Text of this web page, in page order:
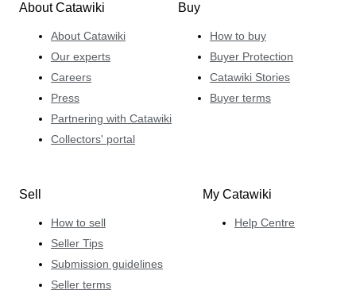
About Catawiki
About Catawiki
Our experts
Careers
Press
Partnering with Catawiki
Collectors' portal
Buy
How to buy
Buyer Protection
Catawiki Stories
Buyer terms
Sell
How to sell
Seller Tips
Submission guidelines
Seller terms
My Catawiki
Help Centre